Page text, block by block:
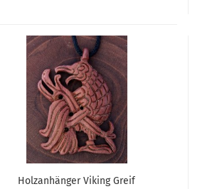
Holzanhänger Viking Greif